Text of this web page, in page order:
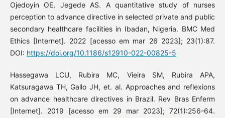
Ojedoyin OE, Jegede AS. A quantitative study of nurses
perception to advance directive in selected private and public
secondary healthcare facilities in Ibadan, Nigeria. BMC Med
Ethics [Internet]. 2022 [acesso em mar 26 2023]; 23(1):87.
DOI: https://doi.org/10.1186/s12910-022-00825-5
Hassegawa LCU, Rubira MC, Vieira SM, Rubira APA,
Katsuragawa TH, Gallo JH, et. al. Approaches and reflexions
on advance healthcare directives in Brazil. Rev Bras Enferm
[Internet]. 2019 [acesso em 29 mar 2023]; 72(1):256-64.